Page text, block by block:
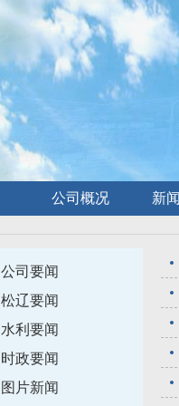
公司概况 新
公司要闻
松辽要闻
水利要闻
时政要闻
图片新闻